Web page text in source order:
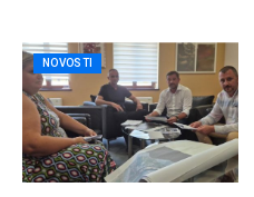
NOVOSTI